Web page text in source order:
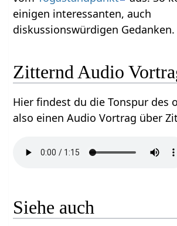
einigen interessanten, auch
diskussionswürdigen Gedanken.
Zitternd‏‎ Audio
Hier findest du die Tonspur des
Siehe auch